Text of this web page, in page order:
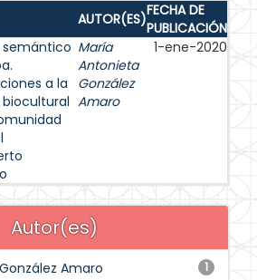
AUTOR(ES)FECHA DE
PUBLICACIÓN
semántico
a la
María
Antonieta
González
Amaro
1-ene-2020
Autor(es)
1
Amaro